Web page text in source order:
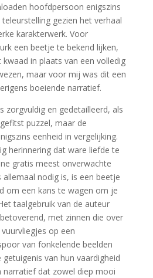
hoofdpersoon enigszins
gezien het verhaal
karakterwerk. Voor
een beetje te bekend lijken,
in plaats van een volledig
maar voor mij was dit een
boeiende narratief.
zorgvuldig en gedetailleerd, als
puzzel, maar de
eenheid in vergelijking.
herinnering dat ware liefde te
gratis meest onverwachte
nodig is, is een beetje
om een kans te wagen om je
taalgebruik van de auteur
met zinnen die over
op een
van fonkelende beelden
van hun vaardigheid
narratief dat zowel diep mooi